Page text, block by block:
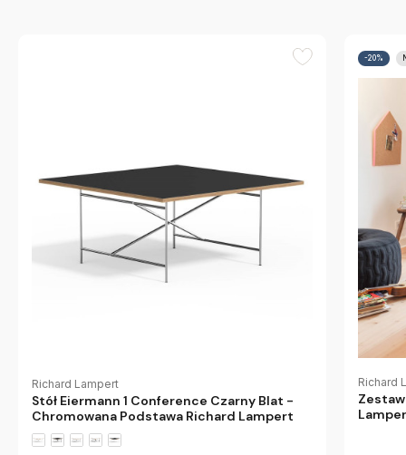
Richard Lampert
Stół Eiermann 1 Conference Czarny Blat -
Chromowana Podstawa Richard Lampert
-20%
Richard